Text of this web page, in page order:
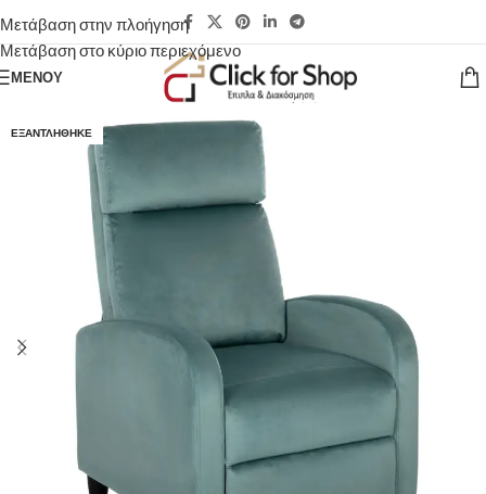
Μετάβαση στην πλοήγηση
Μετάβαση στο κύριο περιεχόμενο
ΜΕΝΟΎ
ΕΞΑΝΤΛΉΘΗΚΕ